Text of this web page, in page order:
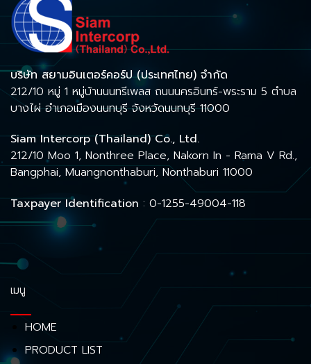
บริษัท สยามอินเตอร์คอร์ป (ประเทศไทย) จำกัด
212/10 หมู่ 1 หมู่บ้านนนทรีเพลส ถนนนครอินทร์-พระราม 5 ตำบล
บางไผ่ อำเภอเมืองนนทบุรี จังหวัดนนทบุรี 11000
Siam Intercorp (Thailand) Co., Ltd.
212/10 Moo 1, Nonthree Place, Nakorn In - Rama V Rd.,
Bangphai, Muangnonthaburi, Nonthaburi 11000
Taxpayer Identification : 0-1255-49004-118
เมนู
HOME
PRODUCT LIST